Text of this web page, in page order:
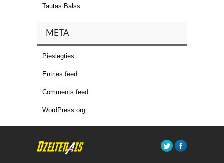
Tautas Balss
META
Pieslēgties
Entries feed
Comments feed
WordPress.org